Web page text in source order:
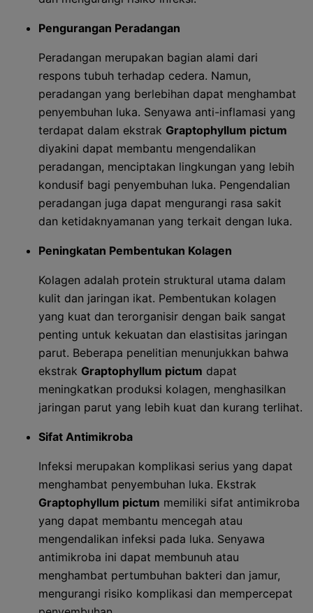
Pengurangan Peradangan
Peradangan merupakan bagian alami dari
respons tubuh terhadap cedera. Namun,
peradangan yang berlebihan dapat menghambat
penyembuhan luka. Senyawa anti-inflamasi yang
terdapat dalam ekstrak Graptophyllum pictum
diyakini dapat membantu mengendalikan
peradangan, menciptakan lingkungan yang lebih
kondusif bagi penyembuhan luka. Pengendalian
peradangan juga dapat mengurangi rasa sakit
dan ketidaknyamanan yang terkait dengan luka.
Peningkatan Pembentukan Kolagen
Kolagen adalah protein struktural utama dalam
kulit dan jaringan ikat. Pembentukan kolagen
yang kuat dan terorganisir dengan baik sangat
penting untuk kekuatan dan elastisitas jaringan
parut. Beberapa penelitian menunjukkan bahwa
ekstrak Graptophyllum pictum dapat
meningkatkan produksi kolagen, menghasilkan
jaringan parut yang lebih kuat dan kurang terlihat.
Sifat Antimikroba
Infeksi merupakan komplikasi serius yang dapat
menghambat penyembuhan luka. Ekstrak
Graptophyllum pictum memiliki sifat antimikroba
yang dapat membantu mencegah atau
mengendalikan infeksi pada luka. Senyawa
antimikroba ini dapat membunuh atau
menghambat pertumbuhan bakteri dan jamur,
mengurangi risiko komplikasi dan mempercepat